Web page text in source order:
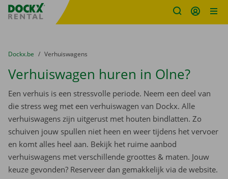
Fratello DEMO
U bevindt zich hier:
van
Dockx.be naar
Verhuiswagens
Verhuiswagen huren in Olne?
Een verhuis is een stressvolle periode. Neem een deel van
die stress weg met een verhuiswagen van Dockx. Alle
verhuiswagens zijn uitgerust met houten bindlatten. Zo
schuiven jouw spullen niet heen en weer tijdens het vervoer
en komt alles heel aan. Bekijk het ruime aanbod
verhuiswagens met verschillende groottes & maten. Jouw
keuze gevonden? Reserveer dan gemakkelijk via de website.